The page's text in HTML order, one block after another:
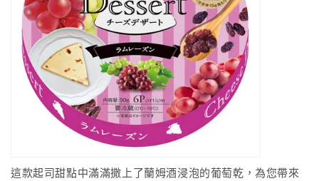
這款起司甜點中滿滿撒上了蘭姆酒浸泡的葡萄乾，為您帶來